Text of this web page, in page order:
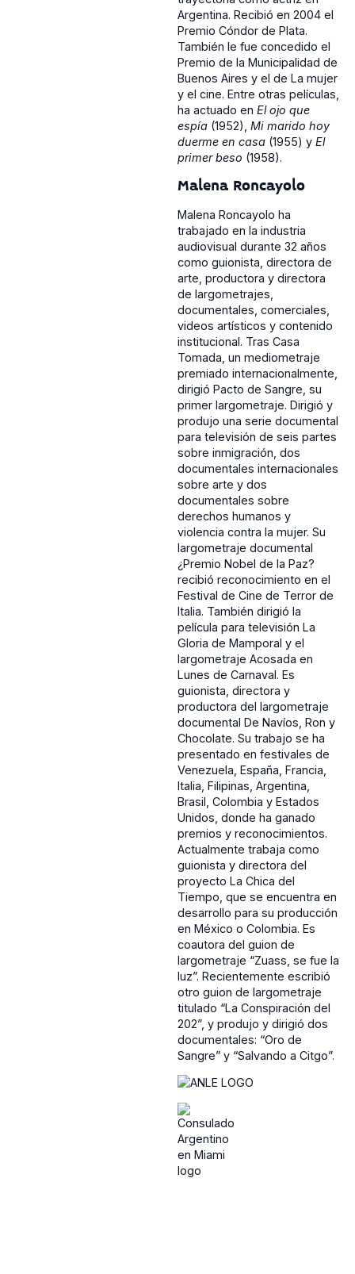
Argentina. Recibió en 2004 el
Premio Cóndor de Plata.
También le fue concedido el
Premio de la Municipalidad de
Buenos Aires y el de La mujer
y el cine. Entre otras películas,
ha actuado en El ojo que
espía (1952), Mi marido hoy
duerme en casa (1955) y El
primer beso (1958).
Malena Roncayolo
Malena Roncayolo ha
trabajado en la industria
audiovisual durante 32 años
como guionista, directora de
arte, productora y directora
de largometrajes,
documentales, comerciales,
videos artísticos y contenido
institucional. Tras Casa
Tomada, un mediometraje
premiado internacionalmente,
dirigió Pacto de Sangre, su
primer largometraje. Dirigió y
produjo una serie documental
para televisión de seis partes
sobre inmigración, dos
documentales internacionales
sobre arte y dos
documentales sobre
derechos humanos y
violencia contra la mujer. Su
largometraje documental
¿Premio Nobel de la Paz?
recibió reconocimiento en el
Festival de Cine de Terror de
Italia. También dirigió la
película para televisión La
Gloria de Mamporal y el
largometraje Acosada en
Lunes de Carnaval. Es
guionista, directora y
productora del largometraje
documental De Navíos, Ron y
Chocolate. Su trabajo se ha
presentado en festivales de
Venezuela, España, Francia,
Italia, Filipinas, Argentina,
Brasil, Colombia y Estados
Unidos, donde ha ganado
premios y reconocimientos.
Actualmente trabaja como
guionista y directora del
proyecto La Chica del
Tiempo, que se encuentra en
desarrollo para su producción
en México o Colombia. Es
coautora del guion de
largometraje “Zuass, se fue la
luz”. Recientemente escribió
otro guion de largometraje
titulado “La Conspiración del
202”, y produjo y dirigió dos
documentales: “Oro de
Sangre” y “Salvando a Citgo”.